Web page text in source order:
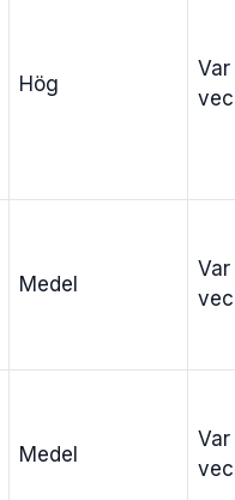
Hög
Medel
Medel